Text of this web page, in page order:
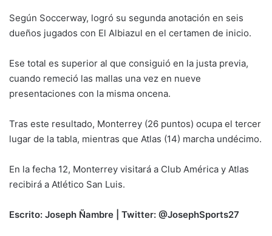
Según Soccerway, logró su segunda anotación en seis
dueños jugados con El Albiazul en el certamen de inicio.
Ese total es superior al que consiguió en la justa previa,
cuando remeció las mallas una vez en nueve
presentaciones con la misma oncena.
Tras este resultado, Monterrey (26 puntos) ocupa el tercer
lugar de la tabla, mientras que Atlas (14) marcha undécimo.
En la fecha 12, Monterrey visitará a Club América y Atlas
recibirá a Atlético San Luis.
Escrito: Joseph Ñambre | Twitter: @JosephSports27